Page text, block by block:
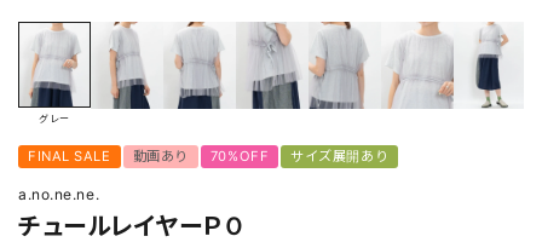
グレー
FINAL SALE 動画あり 70%OFF サイズ展開あり
a.no.ne.ne.
チュールレイヤーＰＯ